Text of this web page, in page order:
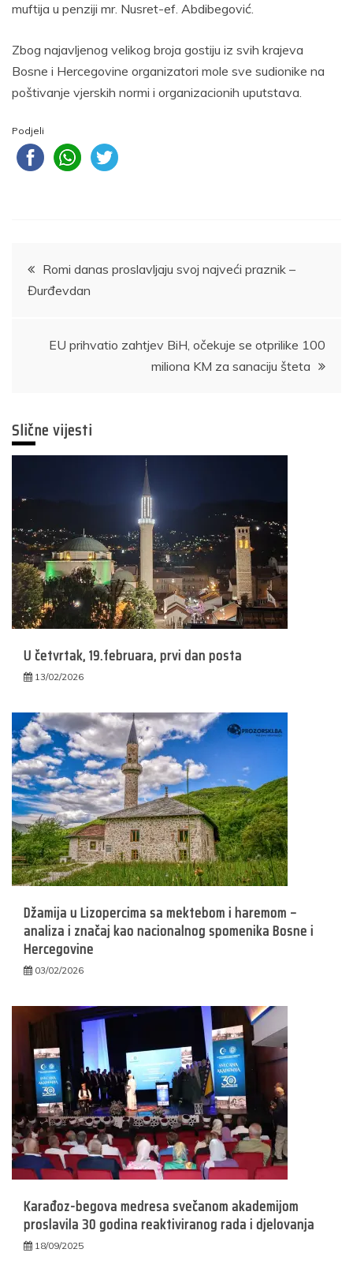
muftija u penziji mr. Nusret-ef. Abdibegović.
Zbog najavljenog velikog broja gostiju iz svih krajeva
Bosne i Hercegovine organizatori mole sve sudionike na
poštivanje vjerskih normi i organizacionih uputstava.
Podjeli
Navigacija
članaka
Romi danas proslavljaju svoj najveći praznik –
Đurđevdan
EU prihvatio zahtjev BiH, očekuje se otprilike 100
miliona KM za sanaciju šteta
Slične vijesti
U četvrtak, 19.februara, prvi dan posta
13/02/2026
Džamija u Lizopercima sa mektebom i haremom –
analiza i značaj kao nacionalnog spomenika Bosne i
Hercegovine
03/02/2026
Karađoz-begova medresa svečanom akademijom
proslavila 30 godina reaktiviranog rada i djelovanja
18/09/2025